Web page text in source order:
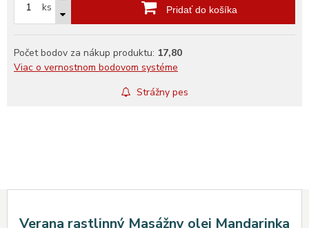
ks Pridať do košíka
Počet bodov za nákup produktu: 17,80
Viac o vernostnom bodovom systéme
Strážny pes
Verana rastlinný Masážny olej Mandarinka